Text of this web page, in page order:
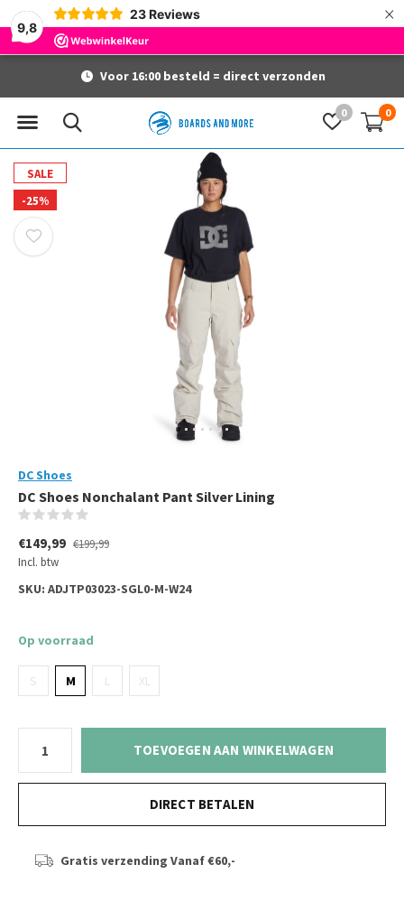
9,8
23 Reviews ×
0 0
Voor 16:00 besteld = direct verzonden
SALE
-25%
DC Shoes
DC Shoes Nonchalant Pant Silver Lining
€149,99 €199,99
Incl. btw
SKU: ADJTP03023-SGL0-M-W24
Op voorraad
S M L XL
TOEVOEGEN AAN WINKELWAGEN
DIRECT BETALEN
Gratis verzending Vanaf €60,-